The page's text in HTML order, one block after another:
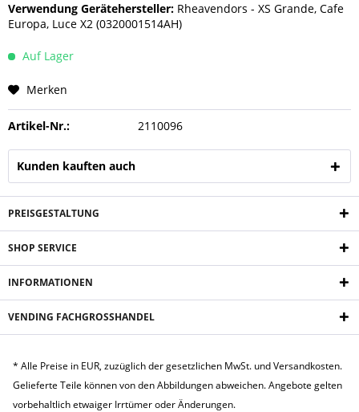
Verwendung Gerätehersteller: Rheavendors - XS Grande, Cafe
Europa, Luce X2 (0320001514AH)
Auf Lager
Merken
Artikel-Nr.: 2110096
Kunden kauften auch
PREISGESTALTUNG
SHOP SERVICE
INFORMATIONEN
VENDING FACHGROSSHANDEL
* Alle Preise in EUR, zuzüglich der gesetzlichen MwSt. und Versandkosten.
Gelieferte Teile können von den Abbildungen abweichen. Angebote gelten
vorbehaltlich etwaiger Irrtümer oder Änderungen.